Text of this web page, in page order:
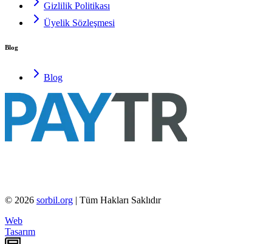
Gizlilik Politikası
Üyelik Sözleşmesi
Blog
Blog
© 2026 sorbil.org | Tüm Hakları Saklıdır
Web
Tasarım